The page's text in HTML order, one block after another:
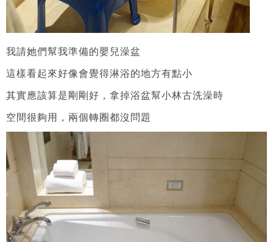
我請她們幫我準備的嬰兒澡盆
這樣看起來好像會覺得淋浴的地方有點小
其實應該算是剛剛好，拿掉浴盆幫小林古洗澡時
空間很夠用，兩個轉圈都沒問題